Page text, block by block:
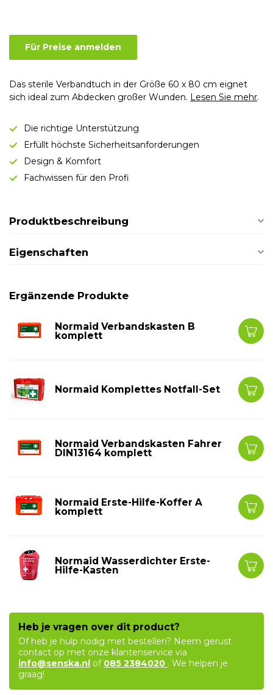
Für Preise anmelden
Das sterile Verbandtuch in der Größe 60 x 80 cm eignet
sich ideal zum Abdecken großer Wunden. Lesen Sie mehr.
Die richtige Unterstützung
Erfüllt höchste Sicherheitsanforderungen
Design & Komfort
Fachwissen für den Profi
Produktbeschreibung
Eigenschaften
Ergänzende Produkte
Normaid Verbandskasten B
komplett
Normaid Komplettes Notfall-Set
Normaid Verbandskasten Fahrer
DIN13164 komplett
Normaid Erste-Hilfe-Koffer A
komplett
Normaid Wasserdichter Erste-
Hilfe-Kasten
Heb je vragen over dit product?
Of heb je hulp nodig met bestellen? Neem gerust
contact op met onze klantenservice via
info@senska.nl of 085 2384020 . We helpen je
graag!